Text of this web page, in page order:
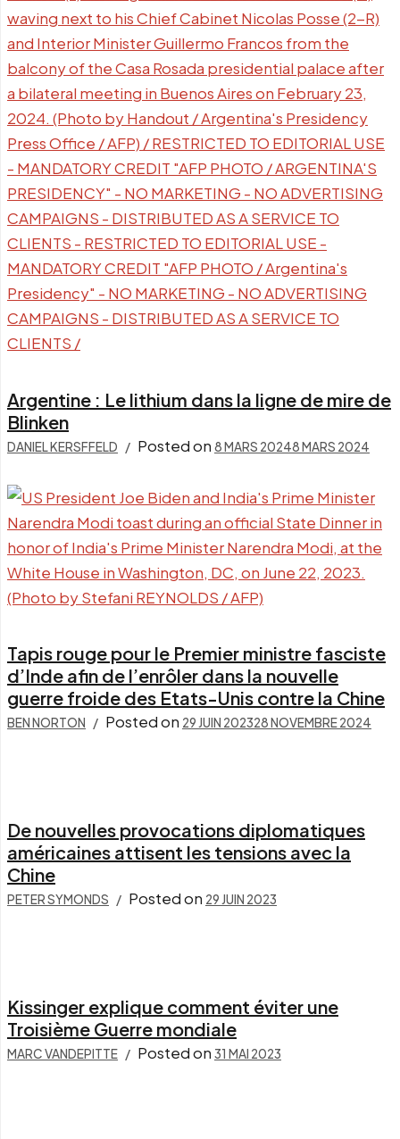
Argentine : Le lithium dans la ligne de mire de
Blinken
DANIEL KERSFFELD Posted on 8 MARS 20248 MARS 2024
Tapis rouge pour le Premier ministre fasciste
d’Inde afin de l’enrôler dans la nouvelle
guerre froide des Etats-Unis contre la Chine
BEN NORTON Posted on 29 JUIN 202328 NOVEMBRE 2024
De nouvelles provocations diplomatiques
américaines attisent les tensions avec la
Chine
PETER SYMONDS Posted on 29 JUIN 2023
Kissinger explique comment éviter une
Troisième Guerre mondiale
MARC VANDEPITTE Posted on 31 MAI 2023